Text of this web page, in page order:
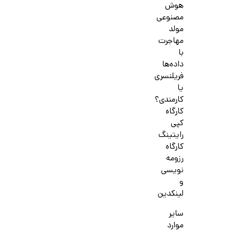
هوش
مصنوعی
مولد
مهاجرت
با
داده‌ها
فریلنسری
یا
کارمندی؟
کارگاه
کپی
رایتینگ
کارگاه
رزومه
نویسی
و
لینکدین
سایر
موارد